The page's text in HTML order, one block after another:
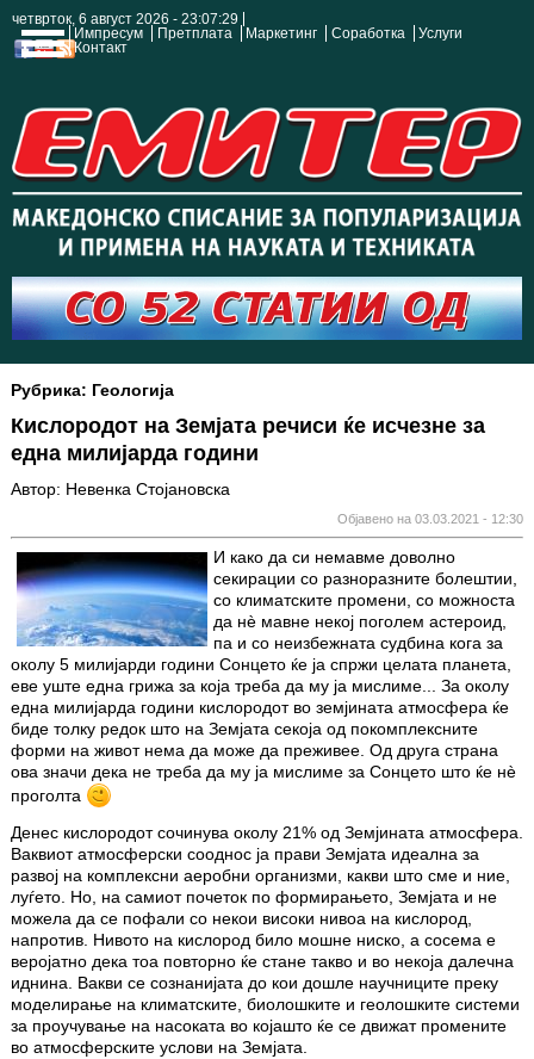
четврток, 6 август 2026 - 23:07:30
Импресум
Претплата Маркетинг Соработка
Услуги
Контакт
Рубрика: Геологија
Кислородот на Земјата речиси ќе исчезне за
една милијарда години
Автор: Невенка Стојановска
Објавено на 03.03.2021 - 12:30
И како да си немавме доволно
секирации со разноразните болештии,
со климатските промени, со можноста
да нè мавне некој поголем астероид,
па и со неизбежната судбина кога за
околу 5 милијарди години Сонцето ќе ја спржи целата планета,
еве уште една грижа за која треба да му ја мислиме... За околу
една милијарда години кислородот во земјината атмосфера ќе
биде толку редок што на Земјата секоја од покомплексните
форми на живот нема да може да преживее. Од друга страна
ова значи дека не треба да му ја мислиме за Сонцето што ќе нè
проголта
Денес кислородот сочинува околу 21% од Земјината атмосфера.
Ваквиот атмосферски сооднос ја прави Земјата идеална за
развој на комплексни аеробни организми, какви што сме и ние,
луѓето. Но, на самиот почеток по формирањето, Земјата и не
можела да се пофали со некои високи нивоа на кислород,
напротив. Нивото на кислород било мошне ниско, а сосема е
веројатно дека тоа повторно ќе стане такво и во некоја далечна
иднина. Вакви се сознанијата до кои дошле научниците преку
моделирање на климатските, биолошките и геолошките системи
за проучување на насоката во којашто ќе се движат промените
во атмосферските услови на Земјата.